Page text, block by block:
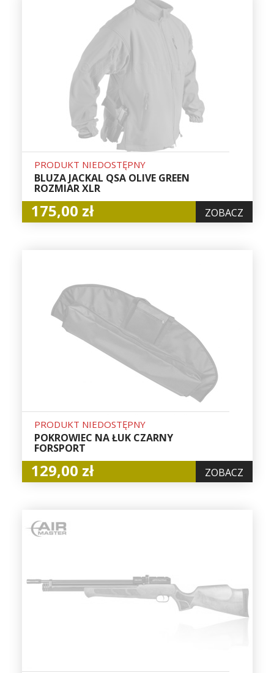
PRODUKT NIEDOSTĘPNY
BLUZA JACKAL QSA OLIVE GREEN
ROZMIAR XLR
175,00 zł ZOBACZ
PRODUKT NIEDOSTĘPNY
POKROWIEC NA ŁUK CZARNY
FORSPORT
129,00 zł ZOBACZ